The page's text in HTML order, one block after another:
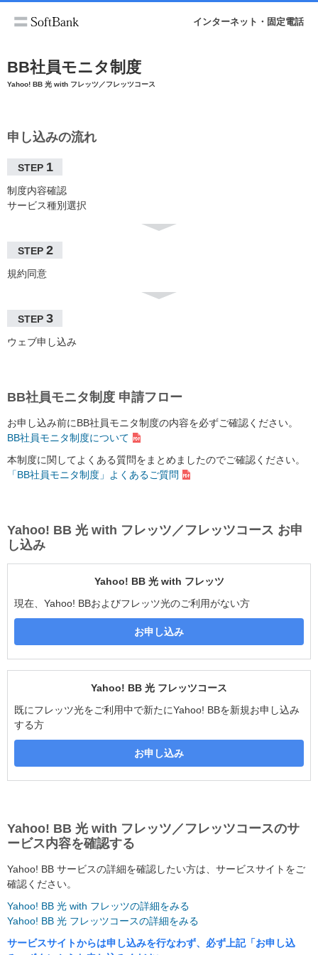
インターネット・固定電話
BB社員モニタ制度
Yahoo! BB 光 with フレッツ／フレッツコース
申し込みの流れ
STEP 1
制度内容確認
サービス種別選択
STEP 2
規約同意
STEP 3
ウェブ申し込み
BB社員モニタ制度 申請フロー
お申し込み前にBB社員モニタ制度の内容を必ずご確認ください。
BB社員モニタ制度について
本制度に関してよくある質問をまとめましたのでご確認ください。
「BB社員モニタ制度」よくあるご質問
Yahoo! BB 光 with フレッツ／フレッツコース お申
し込み
Yahoo! BB 光 with フレッツ
現在、Yahoo! BBおよびフレッツ光のご利用がない方
お申し込み
Yahoo! BB 光 フレッツコース
既にフレッツ光をご利用中で新たにYahoo! BBを新規お申し込み
する方
お申し込み
Yahoo! BB 光 with フレッツ／フレッツコースのサ
ービス内容を確認する
Yahoo! BB サービスの詳細を確認したい方は、サービスサイトをご
確認ください。
Yahoo! BB 光 with フレッツの詳細をみる
Yahoo! BB 光 フレッツコースの詳細をみる
サービスサイトからは申し込みを行なわず、必ず上記「お申し込